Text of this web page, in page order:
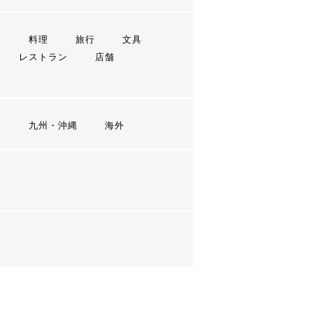
料理 旅行
文具
レストラン
店舗
九州・沖縄 海外